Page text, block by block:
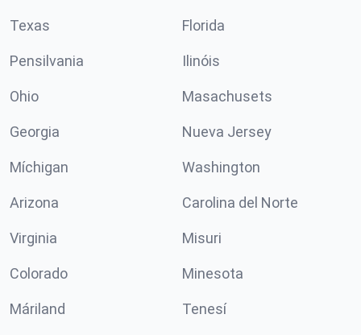
Texas Florida
Pensilvania Ilinóis
Ohio Masachusets
Georgia Nueva Jersey
Míchigan Washington
Arizona Carolina del Norte
Virginia Misuri
Colorado Minesota
Máriland Tenesí